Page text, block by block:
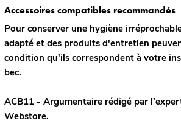
Accessoires compatibles recommandés
Pour conserver une hygiène
adaptéet des produits d'entretien
condition qu'ils correspondent à votre
bec.
ACB11 - Argumentaire rédigé par
Webstore.